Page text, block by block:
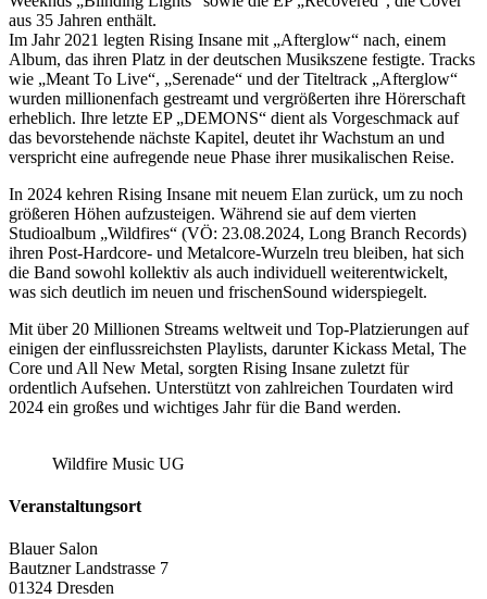
aus 35 Jahren enthält.
Im Jahr 2021 legten Rising Insane mit „Afterglow“ nach, einem
Album, das ihren Platz in der deutschen Musikszene festigte. Tracks
wie „Meant To Live“, „Serenade“ und der Titeltrack „Afterglow“
wurden millionenfach gestreamt und vergrößerten ihre Hörerschaft
erheblich. Ihre letzte EP „DEMONS“ dient als Vorgeschmack auf
das bevorstehende nächste Kapitel, deutet ihr Wachstum an und
verspricht eine aufregende neue Phase ihrer musikalischen Reise.
In 2024 kehren Rising Insane mit neuem Elan zurück, um zu noch
größeren Höhen aufzusteigen. Während sie auf dem vierten
Studioalbum „Wildfires“ (VÖ: 23.08.2024, Long Branch Records)
ihren Post-Hardcore- und Metalcore-Wurzeln treu bleiben, hat sich
die Band sowohl kollektiv als auch individuell weiterentwickelt,
was sich deutlich im neuen und frischenSound widerspiegelt.
Mit über 20 Millionen Streams weltweit und Top-Platzierungen auf
einigen der einflussreichsten Playlists, darunter Kickass Metal, The
Core und All New Metal, sorgten Rising Insane zuletzt für
ordentlich Aufsehen. Unterstützt von zahlreichen Tourdaten wird
2024 ein großes und wichtiges Jahr für die Band werden.
Wildfire Music UG
Veranstaltungsort
Blauer Salon
Bautzner Landstrasse 7
01324 Dresden